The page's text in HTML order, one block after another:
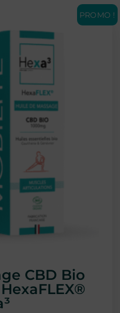
PROMO !
CBD Bio